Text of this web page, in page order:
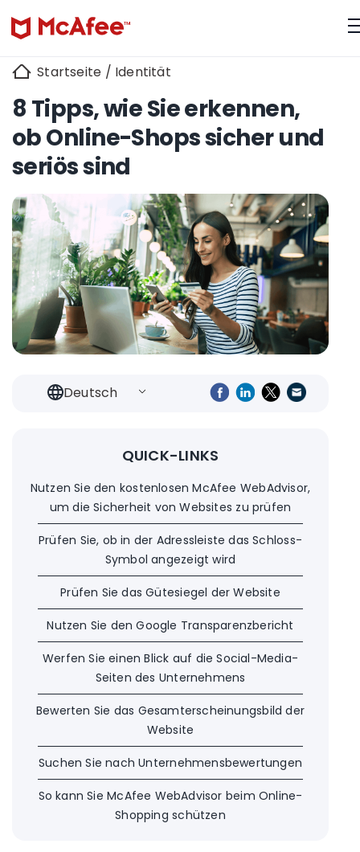
Startseite / Identität
8 Tipps, wie Sie erkennen,
ob Online-Shops sicher und
seriös sind
Deutsch
QUICK-LINKS
Nutzen Sie den kostenlosen McAfee WebAdvisor,
um die Sicherheit von Websites zu prüfen
Prüfen Sie, ob in der Adressleiste das Schloss-
Symbol angezeigt wird
Prüfen Sie das Gütesiegel der Website
Nutzen Sie den Google Transparenzbericht
Werfen Sie einen Blick auf die Social-Media-
Seiten des Unternehmens
Bewerten Sie das Gesamterscheinungsbild der
Website
Suchen Sie nach Unternehmensbewertungen
So kann Sie McAfee WebAdvisor beim Online-
Shopping schützen